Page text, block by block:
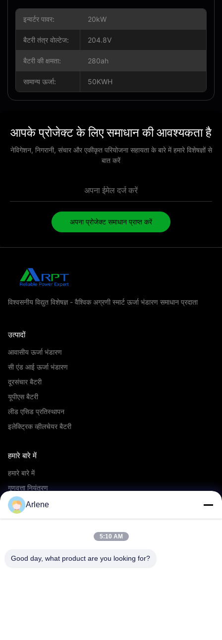
इन्वर्टर पावर: 20kW
बैटरी तंत्र वोल्टेज: 204.8V
बैटरी की क्षमता: 280ah
सामान्य ऊर्जा: 50KWH
आपके प्रोजेक्ट के लिए समाधान की आवश्यकता है
नेविगेशन, निगरानी, ​​संचार और एकीकृत परियोजना सहायता के बारे में हमारे विशेषज्ञों से
बात करें
अपना प्रोजेक्ट समाधान प्राप्त करें
विश्वसनीय विद्युत विशेषज्ञ - वैश्विक अग्रणी स्मार्ट ऊर्जा भंडारण समाधान प्रदाता
उत्पादों
आवासीय ऊर्जा भंडारण
सी एंड आई ऊर्जा भंडारण
दूरसंचार बैटरी
यूपीएस बैटरी
लीड एसिड प्रतिस्थापन
इलेक्ट्रिक व्हीलचेयर बैटरी
हमारे बारे में
हमारे बारे में
गुणवत्ता नियंत्रण
OEM/ODM सेवा
घटनाएँ एवं समाचार
डाउनलोड करना
Arlene
5:10 AM
Good day, what product are you looking for?